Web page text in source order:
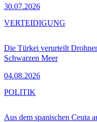
30.07.2026
Die Türkei verurteilt
Schwarzen Meer
04.08.2026
VERTEIDIGUNG
Aus dem spanischen Ceuta
POLITIK